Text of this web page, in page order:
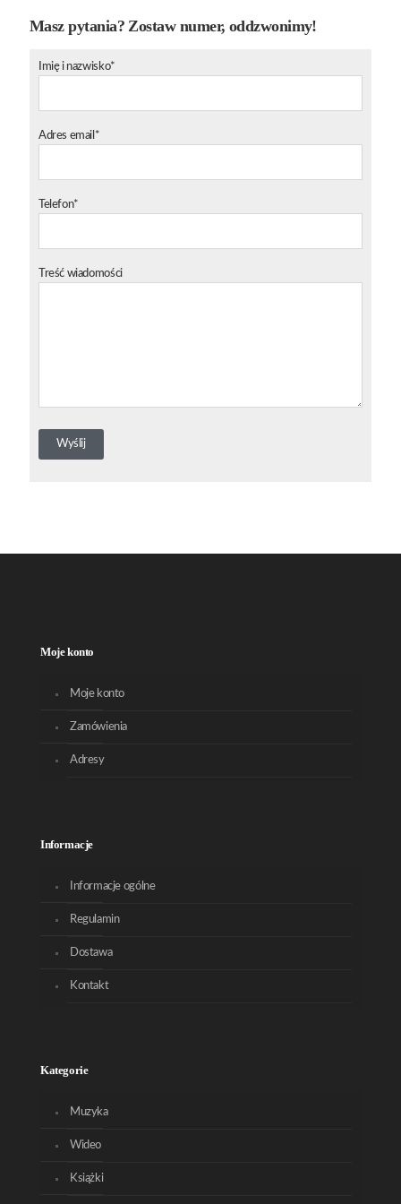
Masz pytania? Zostaw numer, oddzwonimy!
Imię i nazwisko*
Adres email*
Telefon*
Treść wiadomości
Moje konto
Moje konto
Zamówienia
Adresy
Informacje
Informacje ogólne
Regulamin
Dostawa
Kontakt
Kategorie
Muzyka
Wideo
Książki